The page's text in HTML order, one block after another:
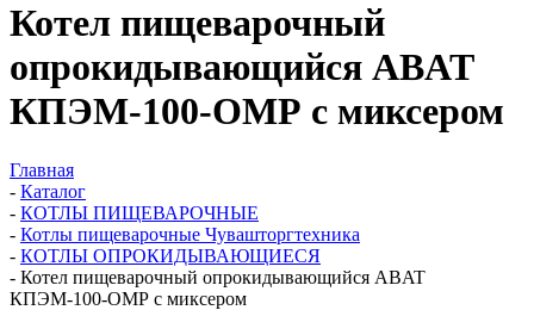
Котел пищеварочный
опрокидывающийся ABAT
КПЭМ-100-ОМР с миксером
Главная
- Каталог
- КОТЛЫ ПИЩЕВАРОЧНЫЕ
- Котлы пищеварочные Чувашторгтехника
- КОТЛЫ ОПРОКИДЫВАЮЩИЕСЯ
- Котел пищеварочный опрокидывающийся ABAT
КПЭМ-100-ОМР с миксером